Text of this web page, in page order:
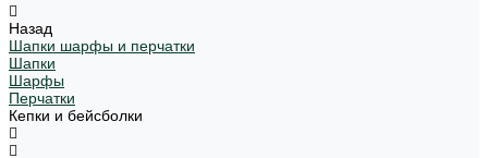
Назад
Шапки шарфы и перчатки
Шапки
Шарфы
Перчатки
Кепки и бейсболки